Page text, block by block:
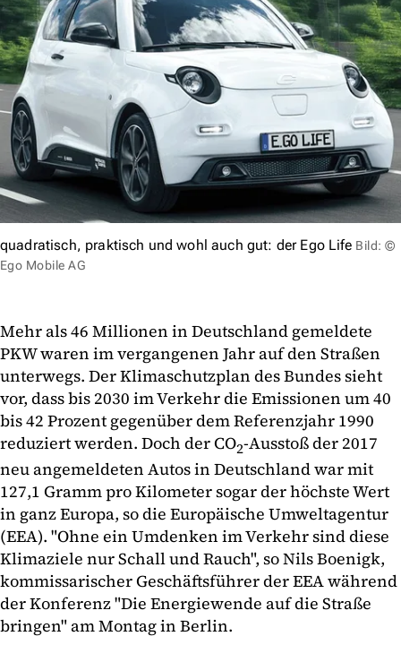
quadratisch, praktisch und wohl auch gut: der Ego Life Bild: ©
Ego Mobile AG
Mehr als 46 Millionen in Deutschland gemeldete
PKW waren im vergangenen Jahr auf den Straßen
unterwegs. Der Klimaschutzplan des Bundes sieht
vor, dass bis 2030 im Verkehr die Emissionen um 40
bis 42 Prozent gegenüber dem Referenzjahr 1990
reduziert werden. Doch der CO2-Ausstoß der 2017
neu angemeldeten Autos in Deutschland war mit
127,1 Gramm pro Kilometer sogar der höchste Wert
in ganz Europa, so die Europäische Umweltagentur
(EEA). "Ohne ein Umdenken im Verkehr sind diese
Klimaziele nur Schall und Rauch", so Nils Boenigk,
kommissarischer Geschäftsführer der EEA während
der Konferenz "Die Energiewende auf die Straße
bringen" am Montag in Berlin.